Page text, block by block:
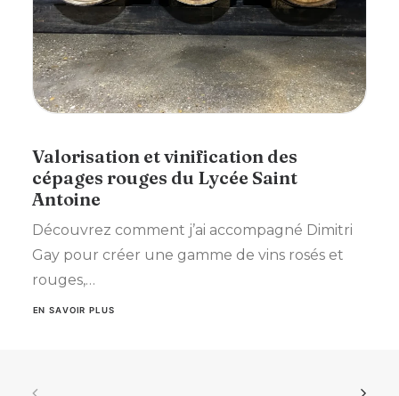
Valorisation et vinification des
cépages rouges du Lycée Saint
Antoine
Découvrez comment j’ai accompagné Dimitri
Gay pour créer une gamme de vins rosés et
rouges,…
EN SAVOIR PLUS